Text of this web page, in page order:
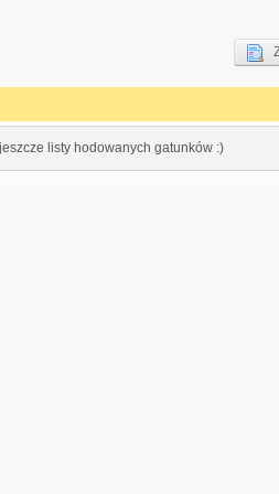
listy hodowanych gatunków :)